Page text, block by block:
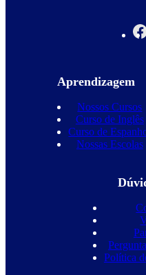
Aprendizagem
Nossos Cursos
Curso de Inglês
Curso de
Nossas Escolas
Política